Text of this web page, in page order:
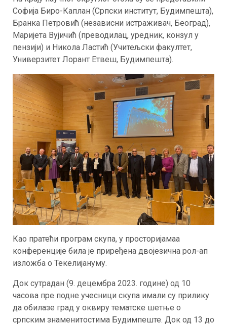
Софија Биро-Каплан (Српски институт, Будимпешта),
Бранка Петровић (независни истраживач, Београд),
Маријета Вујичић (преводилац, уредник, конзул у
пензији) и Никола Ластић (Учитељски факултет,
Универзитет Лорант Етвеш, Будимпешта).
Као пратећи прогрaм скупa, у просторијамаа
конференције била је приређена двојезична рол-ап
изложба о Текелијануму.
Док сутрадан (9. децембра 2023. године) од 10
часова пре подне учесници скупа имали су прилику
да обилазе град у оквиру тематске шетње о
српским знаменитостима Будимпеште. Док од 13 до